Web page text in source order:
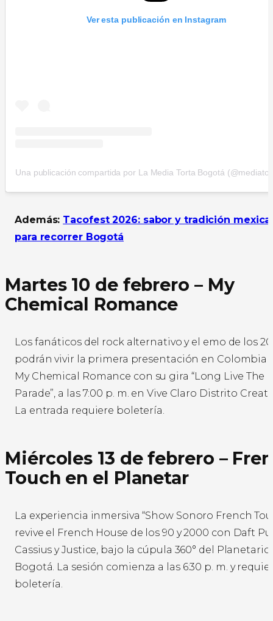
Ver esta publicación en Instagram
Una publicación compartida por La Media Torta Bogotá
Además: Tacofest 2026: sabor y tradición
para recorrer Bogotá
Martes 10 de febrero – My
Chemical Romance
Los fanáticos del rock alternativo y el emo de los
podrán vivir la primera presentación en Colombia
My Chemical Romance con su gira “Long Live The
Parade”, a las 7:00 p. m. en Vive Claro Distrito
La entrada requiere boletería.
Miércoles 13 de febrero –
Touch en el Planetar
La experiencia inmersiva “Show Sonoro French
revive el French House de los 90 y 2000 con Daft
Cassius y Justice, bajo la cúpula 360° del Planetario
Bogotá. La sesión comienza a las 6:30 p. m. y
boletería.